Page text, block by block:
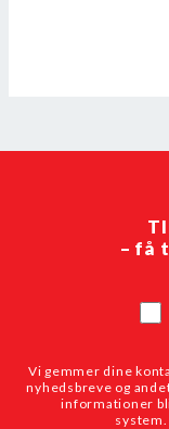
– få
Vi gemmer dine
nyhedsbreve og
informationer